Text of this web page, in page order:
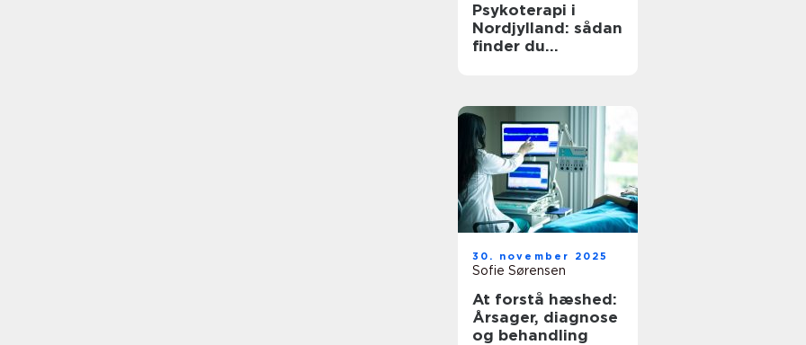
Psykoterapi i
Nordjylland: sådan
finder du
30. november 2025
Sofie Sørensen
At forstå hæshed:
Årsager, diagnose
og behandling